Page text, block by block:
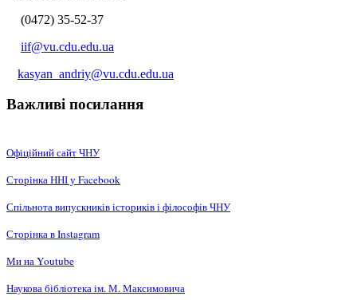
(0472) 35-52-37
iif@vu.cdu.edu.ua
kasyan_andriy@vu.cdu.edu.ua
Важливі посилання
Офіційний сайт ЧНУ
Сторінка ННІ у Facebook
Спільнота випускників істориків і філософів ЧНУ
Сторінка в Instagram
Ми на Youtube
Наукова бібліотека ім. М. Максимовича